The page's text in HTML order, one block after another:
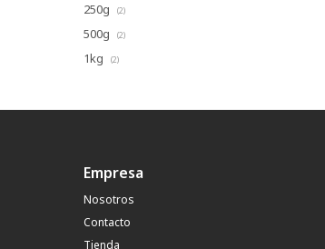
250g (2)
500g (2)
1kg (2)
Empresa
Nosotros
Contacto
Tienda